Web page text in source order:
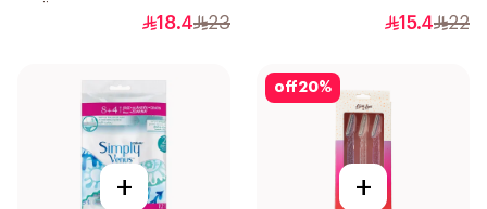
22
15.4
1صندوق
23
18.4
20%
off
+
+